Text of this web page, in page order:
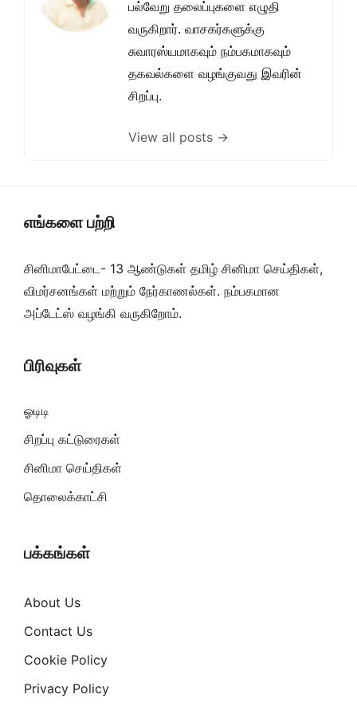
பல்வேறு தலைப்புகளை எழுதி
வருகிறார். வாசகர்களுக்கு
சுவாரஸ்யமாகவும் நம்பகமாகவும்
தகவல்களை வழங்குவது இவரின்
சிறப்பு.
View all posts →
எங்களை பற்றி
சினிமாபேட்டை- 13 ஆண்டுகள் தமிழ் சினிமா செய்திகள்,
விமர்சனங்கள் மற்றும் நேர்காணல்கள். நம்பகமான
அப்டேட்ஸ் வழங்கி வருகிறோம்.
பிரிவுகள்
ஓடிடி
சிறப்பு கட்டுரைகள்
சினிமா செய்திகள்
தொலைக்காட்சி
பக்கங்கள்
About Us
Contact Us
Cookie Policy
Privacy Policy